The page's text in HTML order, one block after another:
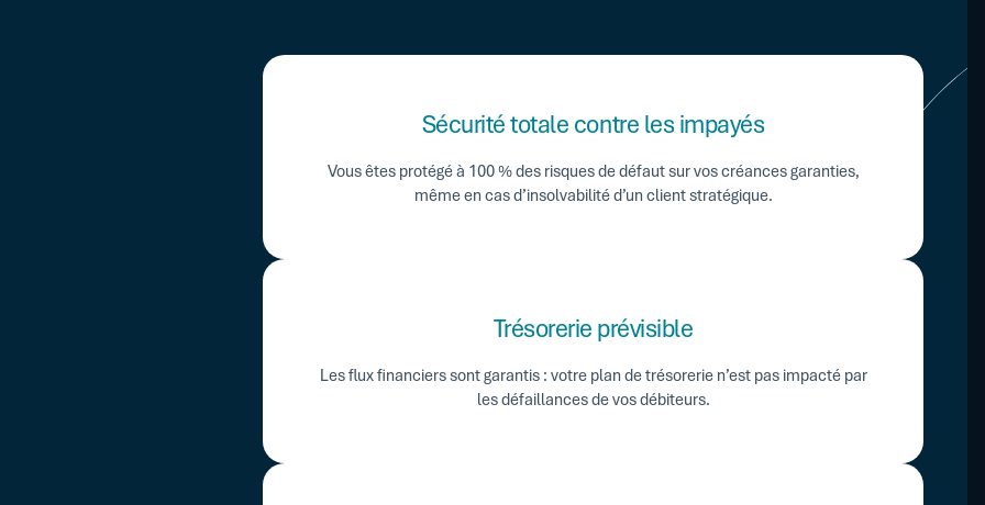
Sécurité totale contre les impayés
Vous êtes protégé à 100 % des risques de défaut sur vos créances garanties,
même en cas d’insolvabilité d’un client stratégique.
Trésorerie prévisible
Les flux financiers sont garantis : votre plan de trésorerie n’est pas impacté par
les défaillances de vos débiteurs.